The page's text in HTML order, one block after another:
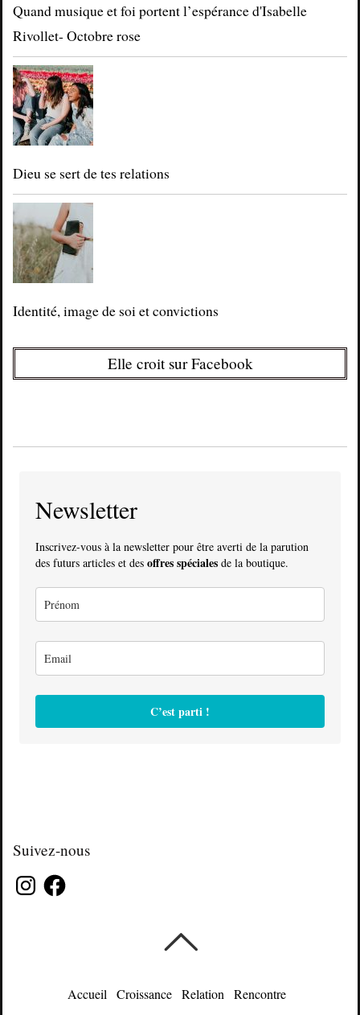
Quand musique et foi portent l’espérance d'Isabelle
Rivollet- Octobre rose
Dieu se sert de tes relations
Identité, image de soi et convictions
Elle croit sur Facebook
Newsletter
Inscrivez-vous à la newsletter pour être averti de la parution
des futurs articles et des offres spéciales de la boutique.
C’est parti !
Suivez-nous
InstagramFacebook
Accueil Croissance Relation Rencontre